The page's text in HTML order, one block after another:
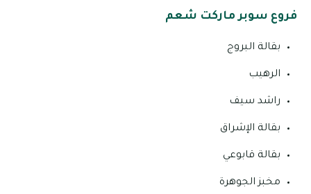
فروع سوبر ماركت شعم
بقالة البروج
الرهيب
راشد سيف
بقالة الإشراق
بقالة قابوعي
مخبز الجوهرة